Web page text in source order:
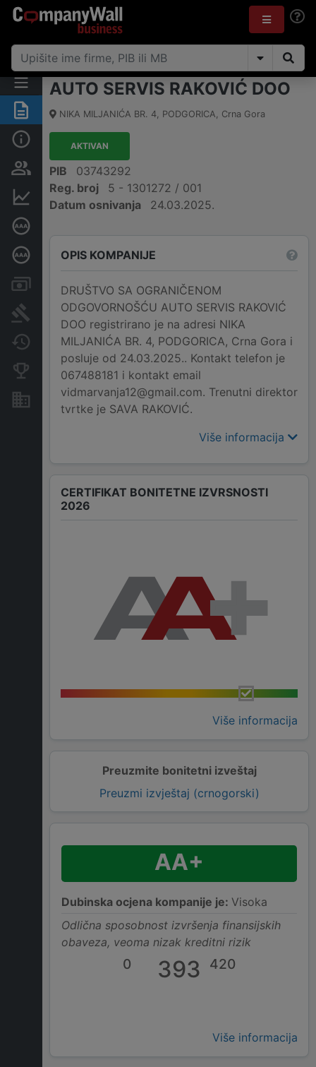
Sažetak
Osobe i vlasništvo
Finansijski podaci
Dubinska bonitetna ocjena
Računi i blokade
Arhiva sudskih objava
Promjene
Konkurentne kompanije
Nekretnine i imovina
AUTO SERVIS RAKOVIĆ DOO
NIKA MILJANIĆA BR. 4, PODGORICA, Crna Gora
AKTIVAN
PIB
03743292
Reg. broj
5 - 1301272 / 001
Datum osnivanja
24.03.2025.
OPIS KOMPANIJE
DRUŠTVO SA OGRANIČENOM
ODGOVORNOŠĆU AUTO SERVIS RAKOVIĆ
DOO registrirano je na adresi NIKA
MILJANIĆA BR. 4, PODGORICA, Crna Gora i
posluje od 24.03.2025.. Kontakt telefon je
067488181 i kontakt email
vidmarvanja12@gmail.com. Trenutni direktor
tvrtke je SAVA RAKOVIĆ.
Više informacija
CERTIFIKAT BONITETNE IZVRSNOSTI
2026
Više informacija
Preuzmite bonitetni izveštaj
Preuzmi izvještaj (crnogorski)
AA+
Dubinska ocjena kompanije je: Visoka
Odlična sposobnost izvršenja finansijskih
obaveza, veoma nizak kreditni rizik
0 393 420
Više informacija